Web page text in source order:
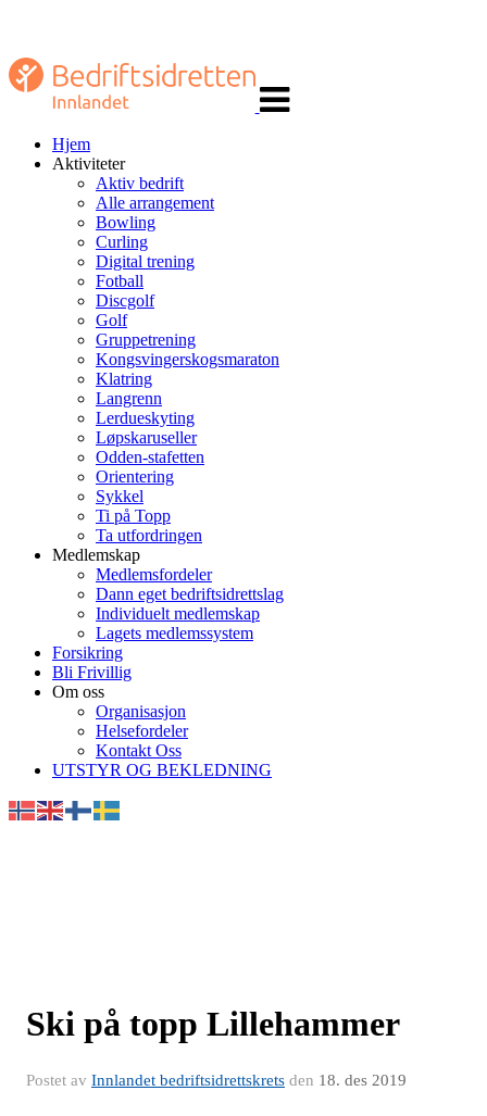
navigasjon
Hjem
Aktiviteter
Aktiv bedrift
Alle arrangement
Bowling
Curling
Digital trening
Fotball
Discgolf
Golf
Gruppetrening
Kongsvingerskogsmaraton
Klatring
Langrenn
Lerdueskyting
Løpskaruseller
Odden-stafetten
Orientering
Sykkel
Ti på Topp
Ta utfordringen
Medlemskap
Medlemsfordeler
Dann eget bedriftsidrettslag
Individuelt medlemskap
Lagets medlemssystem
Forsikring
Bli Frivillig
Om oss
Organisasjon
Helsefordeler
Kontakt Oss
UTSTYR OG BEKLEDNING
Ski på topp Lillehammer
Postet av Innlandet bedriftsidrettskrets den 18. des 2019